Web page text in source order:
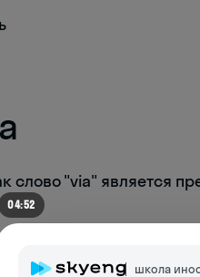
слово "via" является
04:52
школа